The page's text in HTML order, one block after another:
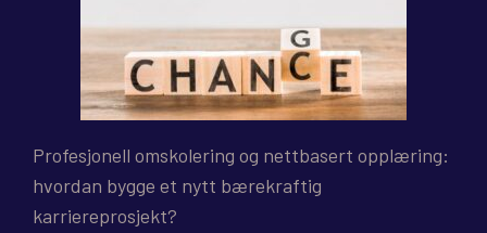
Profesjonell omskolering og nettbasert opplæring:
hvordan bygge et nytt bærekraftig
karriereprosjekt?